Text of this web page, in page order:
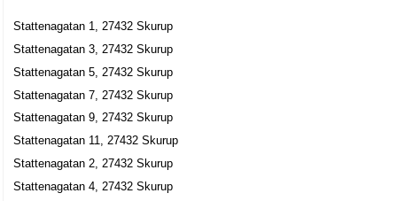
Stattenagatan 1, 27432 Skurup
Stattenagatan 3, 27432 Skurup
Stattenagatan 5, 27432 Skurup
Stattenagatan 7, 27432 Skurup
Stattenagatan 9, 27432 Skurup
Stattenagatan 11, 27432 Skurup
Stattenagatan 2, 27432 Skurup
Stattenagatan 4, 27432 Skurup